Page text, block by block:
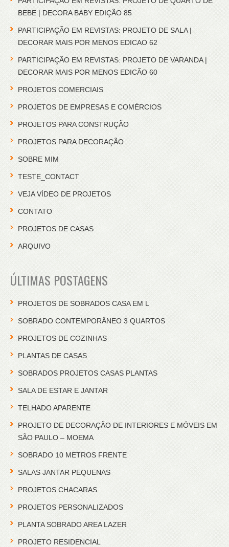
BEBE | DECORA BABY EDIÇÃO 85
PARTICIPAÇÃO EM REVISTAS: PROJETO DE SALA |
DECORAR MAIS POR MENOS EDICAO 62
PARTICIPAÇÃO EM REVISTAS: PROJETO DE VARANDA |
DECORAR MAIS POR MENOS EDICÃO 60
PROJETOS COMERCIAIS
PROJETOS DE EMPRESAS E COMÉRCIOS
PROJETOS PARA CONSTRUÇÃO
PROJETOS PARA DECORAÇÃO
SOBRE MIM
TESTE_CONTACT
VEJA VÍDEO DE PROJETOS
CONTATO
PROJETOS DE CASAS
ARQUIVO
ÚLTIMAS POSTAGENS
PROJETOS DE SOBRADOS CASA EM L
SOBRADO CONTEMPORÂNEO 3 QUARTOS
PROJETOS DE COZINHAS
PLANTAS DE CASAS
SOBRADOS PROJETOS CASAS PLANTAS
SALA DE ESTAR E JANTAR
TELHADO APARENTE
PROJETO DE DECORAÇÃO DE INTERIORES E MÓVEIS EM
SÃO PAULO – MOEMA
SOBRADO 10 METROS FRENTE
SALAS JANTAR PEQUENAS
PROJETOS CHACARAS
PROJETOS PERSONALIZADOS
PLANTA SOBRADO AREA LAZER
PROJETO RESIDENCIAL